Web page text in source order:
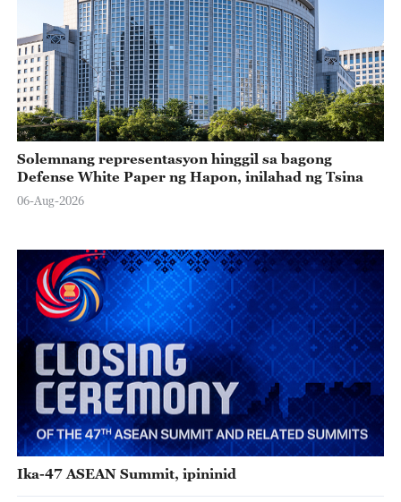
Solemnang representasyon hinggil sa bagong
Defense White Paper ng Hapon, inilahad ng Tsina
06-Aug-2026
Ika-47 ASEAN Summit, ipininid